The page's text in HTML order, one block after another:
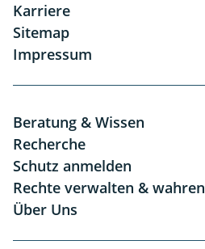
Karriere
Sitemap
Impressum
Beratung & Wissen
Recherche
Schutz anmelden
Rechte verwalten & wahren
Über Uns